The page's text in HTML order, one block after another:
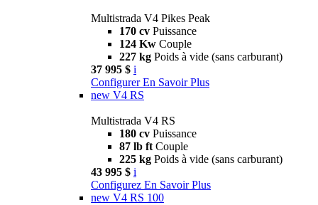
Multistrada V4 Pikes Peak
170 cv Puissance
124 Kw Couple
227 kg Poids à vide (sans carburant)
37 995 $ i
Configurer En Savoir Plus
new V4 RS
Multistrada V4 RS
180 cv Puissance
87 lb ft Couple
225 kg Poids à vide (sans carburant)
43 995 $ i
Configurez En Savoir Plus
new V4 RS 100